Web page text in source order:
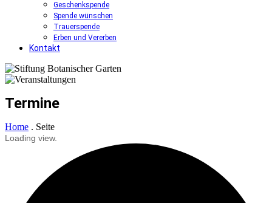
Geschenkspende
Spende wünschen
Trauerspende
Erben und Vererben
Kontakt
Termine
Home . Seite
Loading view.